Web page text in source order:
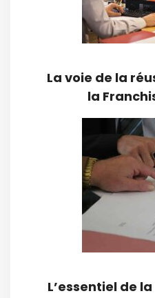
La voie de la
la
L’essentiel de